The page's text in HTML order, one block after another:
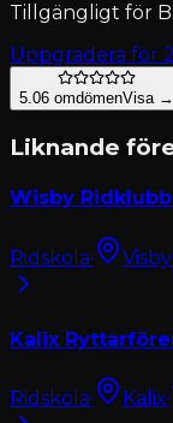
Tillgängligt för
Uppgradera för
5.06 omdömenVisa →
Liknande
Wisby
Ridskola· Visby
Kalix
Ridskola· Kalix·